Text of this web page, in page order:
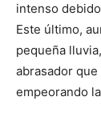
intenso
Este último,
pequeña
abrasador
empeorando